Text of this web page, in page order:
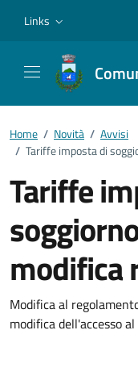
Links
Home / Novità / Avvisi
/ Tariffe imposta di
Tariffe
modifica
Dettagli
Modifica al
modifica dell'accesso